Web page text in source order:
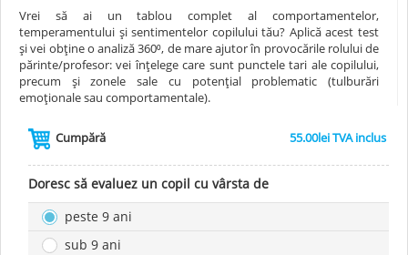
Vrei să ai un tablou complet al comportamentelor,
temperamentului şi sentimentelor copilului tău? Aplică acest test
şi vei obţine o analiză 360⁰, de mare ajutor în provocările rolului de
părinte/profesor: vei înţelege care sunt punctele tari ale copilului,
precum şi zonele sale cu potenţial problematic (tulburări
emoţionale sau comportamentale).
Cumpără 55.00leiTVA inclus
Doresc să evaluez un copil cu vârsta de
peste 9 ani
sub 9 ani